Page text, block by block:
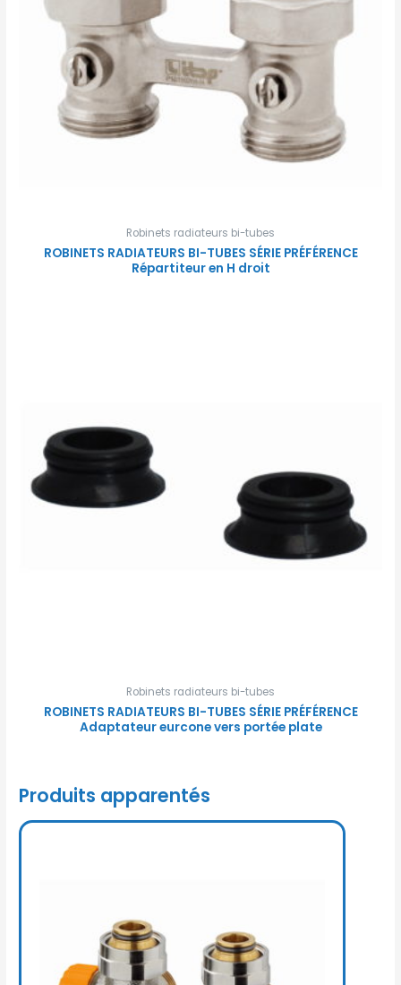
Robinets radiateurs bi-tubes
ROBINETS RADIATEURS BI-TUBES SÉRIE PRÉFÉRENCE
Répartiteur en H droit
Robinets radiateurs bi-tubes
ROBINETS RADIATEURS BI-TUBES SÉRIE PRÉFÉRENCE
Adaptateur eurcone vers portée plate
Produits apparentés